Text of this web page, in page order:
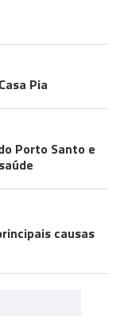
Pia
Porto Santo e
causas